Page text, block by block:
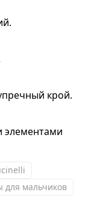
крой.
элементами
для мальчиков